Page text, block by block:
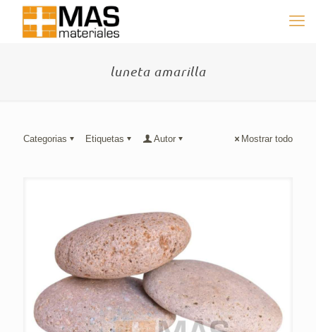
luneta amarilla
Categorias Etiquetas Autor Mostrar todo